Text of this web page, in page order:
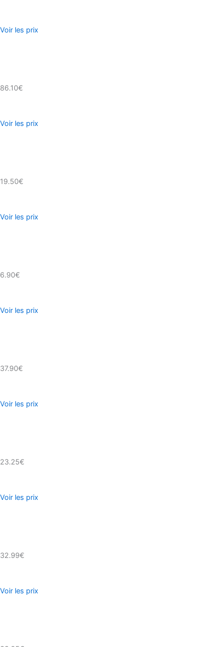
Voir les prix
86.10€
Voir les prix
19.50€
Voir les prix
6.90€
Voir les prix
37.90€
Voir les prix
23.25€
Voir les prix
32.99€
Voir les prix